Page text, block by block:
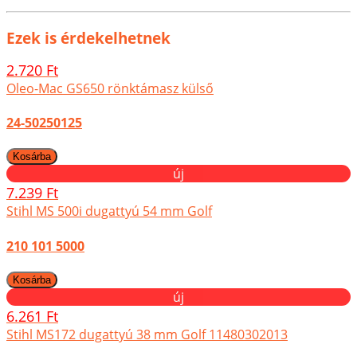
Ezek is érdekelhetnek
2.720 Ft
Oleo-Mac GS650 rönktámasz külső
24-50250125
új
7.239 Ft
Stihl MS 500i dugattyú 54 mm Golf
210 101 5000
új
6.261 Ft
Stihl MS172 dugattyú 38 mm Golf 11480302013